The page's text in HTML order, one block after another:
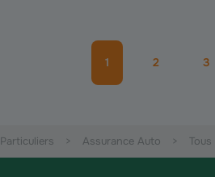
1 2 3
Particuliers Assurance Auto